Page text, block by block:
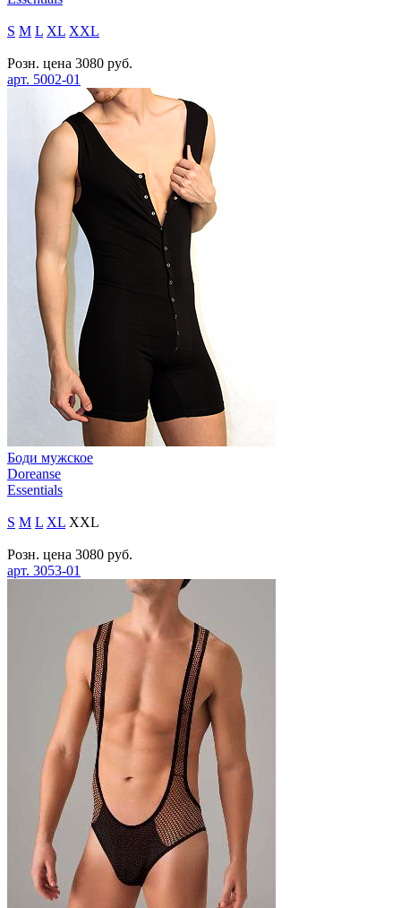
S M L XL XXL
Розн. цена 3080 руб.
арт. 5002-01
Боди мужское
Doreanse
Essentials
S M L XL XXL
Розн. цена 3080 руб.
арт. 3053-01